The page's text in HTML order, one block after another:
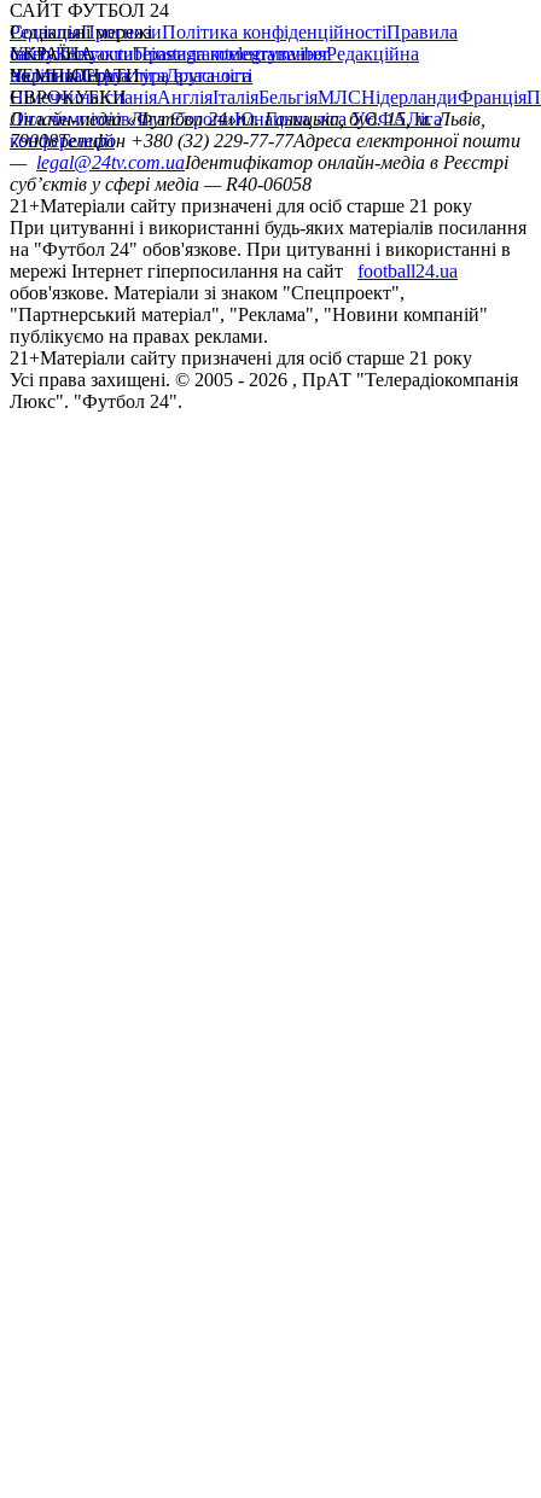
САЙТ ФУТБОЛ 24
РедакціяПрогнозиПолітика конфіденційностіПравила
сайтуКонтактиПравила коментуванняРедакційна
політикаСтруктура власності
Соціальні мережі
facebookxyoutubeinstagramtelegramviber
УКРАЇНА
УкраїнаПерша лігаДруга ліга
ЧЕМПІОНАТИ
НімеччинаІспаніяАнгліяІталіяБельгіяМЛСНідерландиФранція
ЄВРОКУБКИ
Ліга чемпіонівЛіга ЄвропиЮнацька ліга УЄФАЛіга
конференцій
Онлайн-медіа «Футбол 24»пл. Галицька, буд. 15, м. Львів,
79008Телефон +380 (32) 229-77-77Адреса електронної пошти
— legal@24tv.com.uaІдентифікатор онлайн-медіа в Реєстрі
суб’єктів у сфері медіа — R40-06058
21+Матеріали сайту призначені для осіб старше 21 року
При цитуванні і використанні будь-яких матеріалів посилання
на "Футбол 24" обов'язкове. При цитуванні і використанні в
мережі Інтернет гіперпосилання на сайт
football24.ua
обов'язкове. Матеріали зі знаком "Спецпроект",
"Партнерський матеріал", "Реклама", "Новини компаній"
публікуємо на правах реклами.
21+Матеріали сайту призначені для осіб старше 21 року
Усi права захищенi. © 2005 - 2026 , ПрАТ "Телерадіокомпанія
Люкс". "Футбол 24".